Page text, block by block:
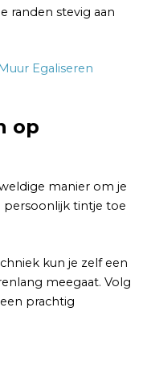
randen stevig aan
Muur Egaliseren
op
manier om je
tintje toe
kun je zelf een
meegaat. Volg
prachtig